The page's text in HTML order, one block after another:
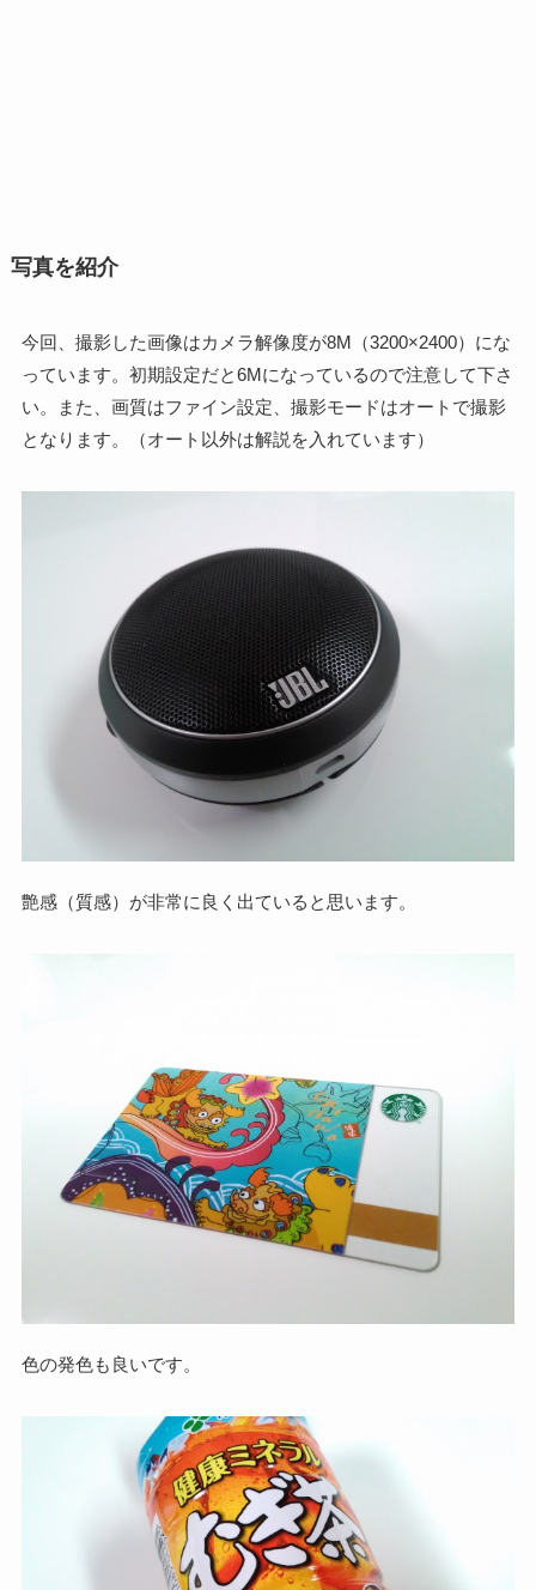
写真を紹介
今回、撮影した画像はカメラ解像度が8M（3200×2400）にな
っています。初期設定だと6Mになっているので注意して下さ
い。また、画質はファイン設定、撮影モードはオートで撮影
となります。（オート以外は解説を入れています）
艶感（質感）が非常に良く出ていると思います。
色の発色も良いです。